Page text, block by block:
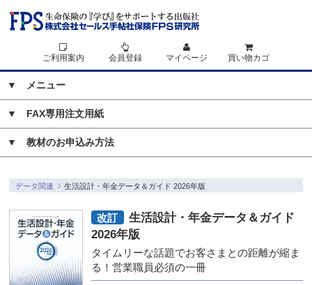
ご利用案内 会員登録 マイページ 買い物カゴ
▼ メニュー
▼ FAX専用注文用紙
▼ 教材のお申込み方法
データ関連 生活設計・年金データ＆ガイド 2026年版
改訂
生活設計・年金データ＆ガイド
2026年版
タイムリーな話題でお客さまとの距離が縮ま
る！営業職員必須の一冊